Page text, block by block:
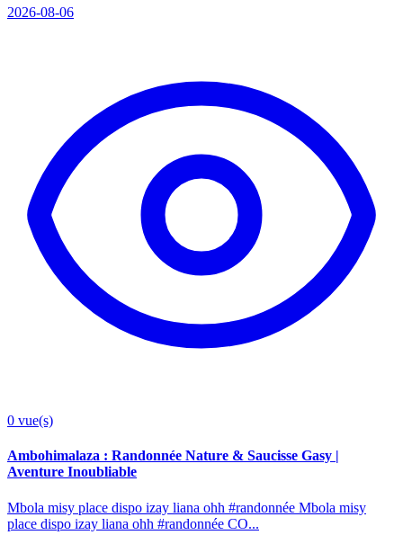
2026-08-06
0 vue(s)
Ambohimalaza : Randonnée Nature & Saucisse Gasy |
Aventure Inoubliable
Mbola misy place dispo izay liana ohh #randonnée Mbola misy
place dispo izay liana ohh #randonnée CO...